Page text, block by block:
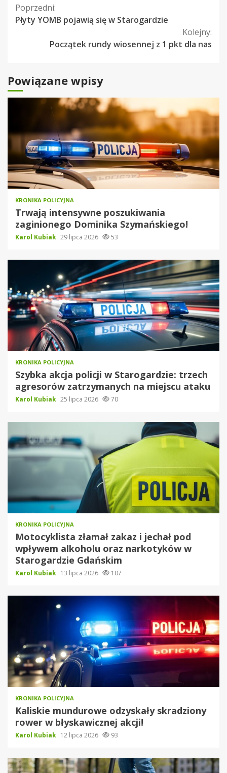
Kontynuuj
czytanie
Poprzedni:
Płyty YOMB pojawią się w Starogardzie
Kolejny:
Początek rundy wiosennej z 1 pkt dla nas
Powiązane wpisy
KRONIKA POLICYJNA
Trwają intensywne poszukiwania
zaginionego Dominika Szymańskiego!
Karol Kubiak 29 lipca 2026 53
KRONIKA POLICYJNA
Szybka akcja policji w Starogardzie: trzech
agresorów zatrzymanych na miejscu ataku
Karol Kubiak 25 lipca 2026 70
KRONIKA POLICYJNA
Motocyklista złamał zakaz i jechał pod
wpływem alkoholu oraz narkotyków w
Starogardzie Gdańskim
Karol Kubiak 13 lipca 2026 107
KRONIKA POLICYJNA
Kaliskie mundurowe odzyskały skradziony
rower w błyskawicznej akcji!
Karol Kubiak 12 lipca 2026 93